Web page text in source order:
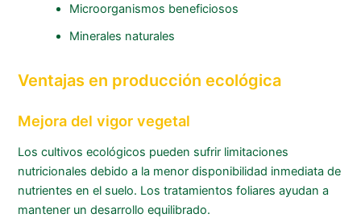
Microorganismos beneficiosos
Minerales naturales
Ventajas en producción ecológica
Mejora del vigor vegetal
Los cultivos ecológicos pueden sufrir limitaciones
nutricionales debido a la menor disponibilidad inmediata de
nutrientes en el suelo. Los tratamientos foliares ayudan a
mantener un desarrollo equilibrado.